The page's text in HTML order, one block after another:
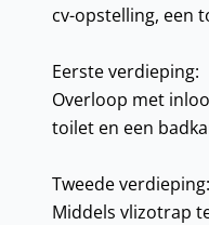
cv-opstelling, een
Eerste verdieping:
Overloop met
toilet en een
Tweede verdieping:
Middels vlizotrap